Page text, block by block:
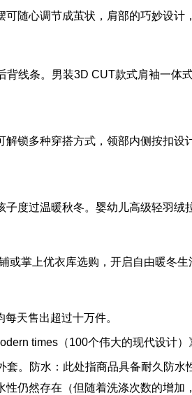
随心调节成茧状，肩部的巧妙设计
背线条。男装3D CUT款式肩袖一体
锁多种穿搭方式，领部内侧按扣
度过温暖秋冬。婴幼儿高级轻羽绒
或掌上优衣库选购，开启自由暖冬生
天售出超过十万件。
times（100个伟大的现代设计）
。防水：此处指商品具备耐久防
仍然存在（但随着洗涤次数的增